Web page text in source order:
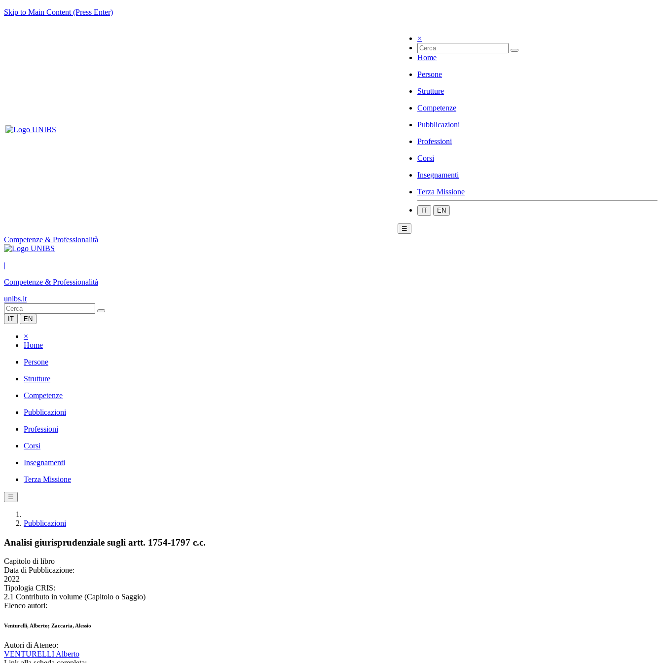
Skip to Main Content (Press Enter)
×
Home
Persone
Strutture
Competenze
Pubblicazioni
Professioni
Corsi
Insegnamenti
Terza Missione
IT EN
☰
Competenze & Professionalità
|
Competenze & Professionalità
unibs.it
IT EN
×
Home
Persone
Strutture
Competenze
Pubblicazioni
Professioni
Corsi
Insegnamenti
Terza Missione
☰
Pubblicazioni
Analisi giurisprudenziale sugli artt. 1754-1797 c.c.
Capitolo di libro
Data di Pubblicazione:
2022
Tipologia CRIS:
2.1 Contributo in volume (Capitolo o Saggio)
Elenco autori:
Venturelli, Alberto; Zaccaria, Alessio
Autori di Ateneo:
VENTURELLI Alberto